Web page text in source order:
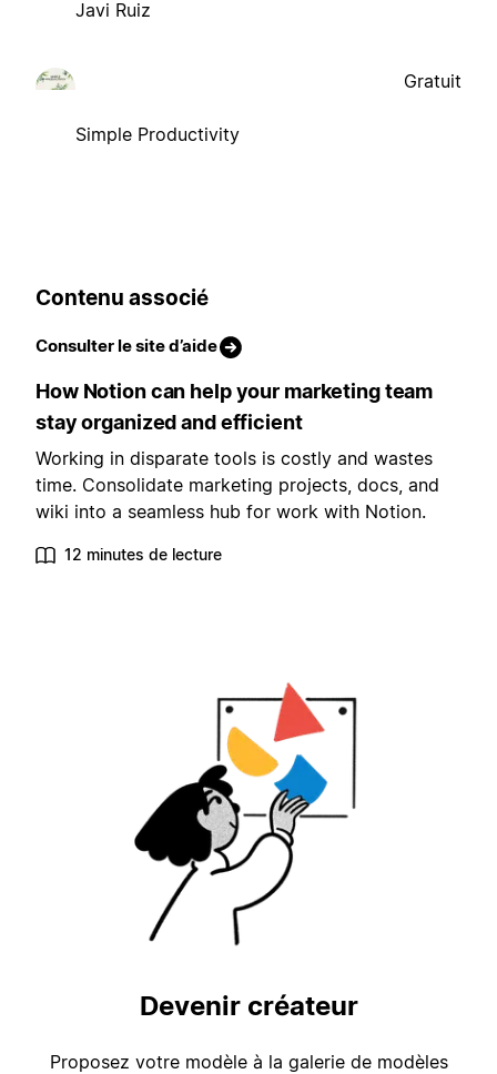
Javi Ruiz
Simple Productivity
Gratuit
Contenu associé
Consulter le site d’aide
How Notion can help your marketing team
stay organized and efficient
Working in disparate tools is costly and wastes
time. Consolidate marketing projects, docs, and
wiki into a seamless hub for work with Notion.
12 minutes de lecture
Devenir créateur
Proposez votre modèle à la galerie de modèles